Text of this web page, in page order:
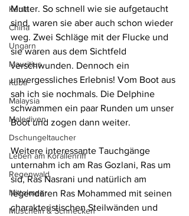
Kenia
China
Ungarn
Mauritius
Kuba
Malaysia
Malediven
Dschungeltaucher
Leben am Korallenriff
Regenwald
Mittelmeer
Muscheln & Schnecken
Mutter. So schnell wie sie aufgetaucht
sind, waren sie aber auch schon wieder
weg. Zwei Schläge mit der Flucke und
sie waren aus dem Sichtfeld
verschwunden. Dennoch ein
unvergessliches Erlebnis! Vom Boot aus
sah ich sie nochmals. Die Delphine
schwammen ein paar Runden um unser
Boot und zogen dann weiter.
Weitere interessante Tauchgänge
unternahm ich am Ras Gozlani, Ras um
sid, Ras Nasrani und natürlich am
legendären Ras Mohammed mit seinen
charakteristischen Steilwänden und